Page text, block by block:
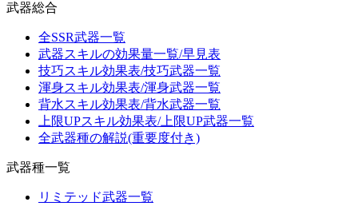
武器総合
全SSR武器一覧
武器スキルの効果量一覧/早見表
技巧スキル効果表/技巧武器一覧
渾身スキル効果表/渾身武器一覧
背水スキル効果表/背水武器一覧
上限UPスキル効果表/上限UP武器一覧
全武器種の解説(重要度付き)
武器種一覧
リミテッド武器一覧